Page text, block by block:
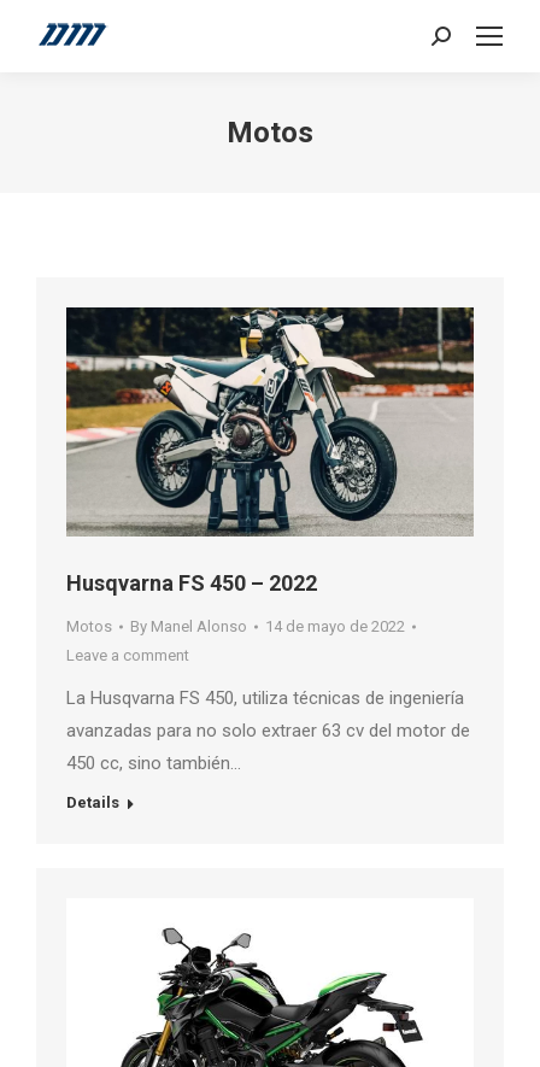
Search:
Motos
Husqvarna FS 450 – 2022
Motos By Manel Alonso
14 de mayo de 2022
Leave a comment
La Husqvarna FS 450, utiliza técnicas de ingeniería
avanzadas para no solo extraer 63 cv del motor de
450 cc, sino también…
Details